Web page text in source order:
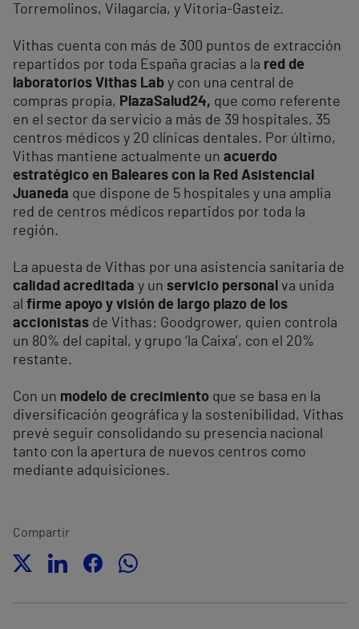
Torremolinos, Vilagarcía, y Vitoria-Gasteiz.
Vithas cuenta con más de 300 puntos de extracción
repartidos por toda España gracias a la red de
laboratorios Vithas Lab y con una central de
compras propia, PlazaSalud24, que como referente
en el sector da servicio a más de 39 hospitales, 35
centros médicos y 20 clínicas dentales. Por último,
Vithas mantiene actualmente un acuerdo
estratégico en Baleares con la Red Asistencial
Juaneda que dispone de 5 hospitales y una amplia
red de centros médicos repartidos por toda la
región.
La apuesta de Vithas por una asistencia sanitaria de
calidad acreditada y un servicio personal va unida
al firme apoyo y visión de largo plazo de los
accionistas de Vithas: Goodgrower, quien controla
un 80% del capital, y grupo ‘la Caixa’, con el 20%
restante.
Con un modelo de crecimiento que se basa en la
diversificación geográfica y la sostenibilidad, Vithas
prevé seguir consolidando su presencia nacional
tanto con la apertura de nuevos centros como
mediante adquisiciones.
Compartir